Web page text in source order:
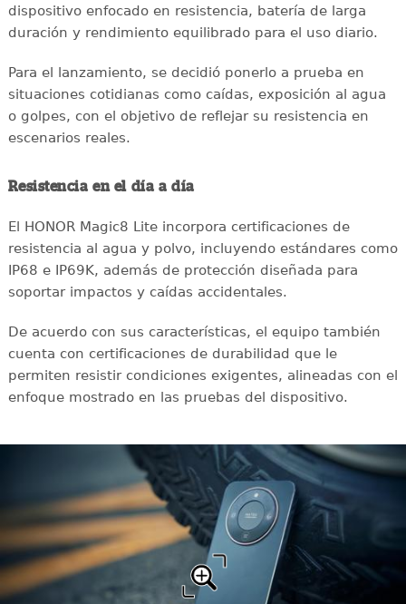
dispositivo enfocado en resistencia, batería de larga
duración y rendimiento equilibrado para el uso diario.
Para el lanzamiento, se decidió ponerlo a prueba en
situaciones cotidianas como caídas, exposición al agua
o golpes, con el objetivo de reflejar su resistencia en
escenarios reales.
Resistencia en el día a día
El HONOR Magic8 Lite incorpora certificaciones de
resistencia al agua y polvo, incluyendo estándares como
IP68 e IP69K, además de protección diseñada para
soportar impactos y caídas accidentales.
De acuerdo con sus características, el equipo también
cuenta con certificaciones de durabilidad que le
permiten resistir condiciones exigentes, alineadas con el
enfoque mostrado en las pruebas del dispositivo.